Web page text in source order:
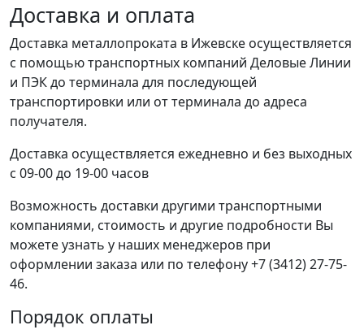
Доставка и оплата
Доставка металлопроката в Ижевске осуществляется
с помощью транспортных компаний Деловые Линии
и ПЭК до терминала для последующей
транспортировки или от терминала до адреса
получателя.
Доставка осуществляется ежедневно и без выходных
с 09-00 до 19-00 часов
Возможность доставки другими транспортными
компаниями, стоимость и другие подробности Вы
можете узнать у наших менеджеров при
оформлении заказа или по телефону +7 (3412) 27-75-
46.
Порядок оплаты